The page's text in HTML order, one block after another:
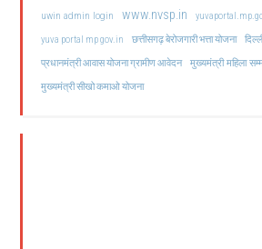
uwin admin login www.nvsp.in
yuva portal mp gov.in
छत्तीसगढ़ बेरोजगारी भत्ता योजना
प्रधानमंत्री आवास योजना ग्रामीण आवेदन मुख्यमंत्री महिला
मुख्यमंत्री सीखो कमाओ योजना